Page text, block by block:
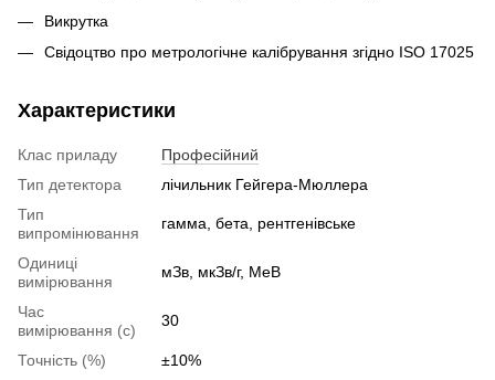
Викрутка
Свідоцтво про метрологічне калібрування згідно ISO 17025
Характеристики
Клас приладу
Професійний
Тип детектора
лічильник Гейгера-Мюллера
Тип
випромінювання
гамма, бета, рентгенівське
Одиниці
вимірювання
мЗв, мкЗв/г, MeB
Час
вимірювання (с)
30
Точність (%)
±10%